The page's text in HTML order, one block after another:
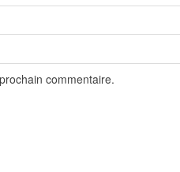
commentaire.